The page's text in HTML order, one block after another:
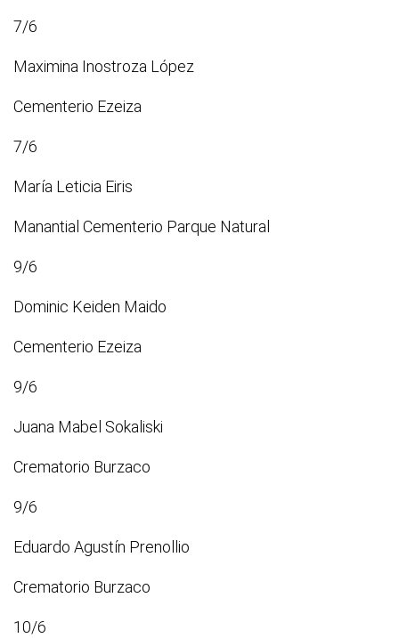
7/6
Maximina Inostroza López
Cementerio Ezeiza
7/6
María Leticia Eiris
Manantial Cementerio Parque Natural
9/6
Dominic Keiden Maido
Cementerio Ezeiza
9/6
Juana Mabel Sokaliski
Crematorio Burzaco
9/6
Eduardo Agustín Prenollio
Crematorio Burzaco
10/6